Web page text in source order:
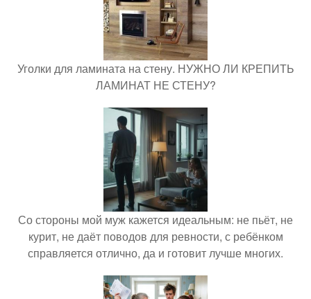
Уголки для ламината на стену. НУЖНО ЛИ КРЕПИТЬ
ЛАМИНАТ НЕ СТЕНУ?
Со стороны мой муж кажется идеальным: не пьёт, не
курит, не даёт поводов для ревности, с ребёнком
справляется отлично, да и готовит лучше многих.